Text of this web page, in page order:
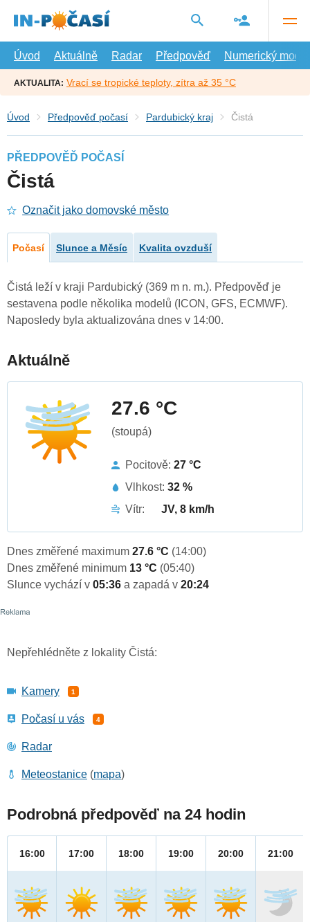
hlavní
Úvod
Aktuálně Radar Předpověď Numerický model
AKTUALITA: Vrací se tropické teploty, zítra až 35 °C
Úvod Předpověď počasí Pardubický kraj Čistá
PŘEDPOVĚĎ POČASÍ
Čistá
Označit jako domovské město
Počasí Slunce a Měsíc Kvalita ovzduší
Čistá leží v kraji Pardubický (369 m n. m.). Předpověď je
sestavena podle několika modelů (ICON, GFS, ECMWF).
Naposledy byla aktualizována dnes v 14:00.
Aktuálně
27.6 °C
(stoupá)
Pocitově: 27 °C
Vlhkost: 32 %
Vítr:
JV, 8 km/h
Dnes změřené maximum 27.6 °C (14:00)
Dnes změřené minimum 13 °C (05:40)
Slunce vychází v 05:36 a zapadá v 20:24
Nepřehlédněte z lokality Čistá:
Kamery 1
Počasí u vás 4
Radar
Meteostanice (mapa)
Podrobná předpověď na 24 hodin
16:00 17:00 18:00 19:00 20:00 21:00